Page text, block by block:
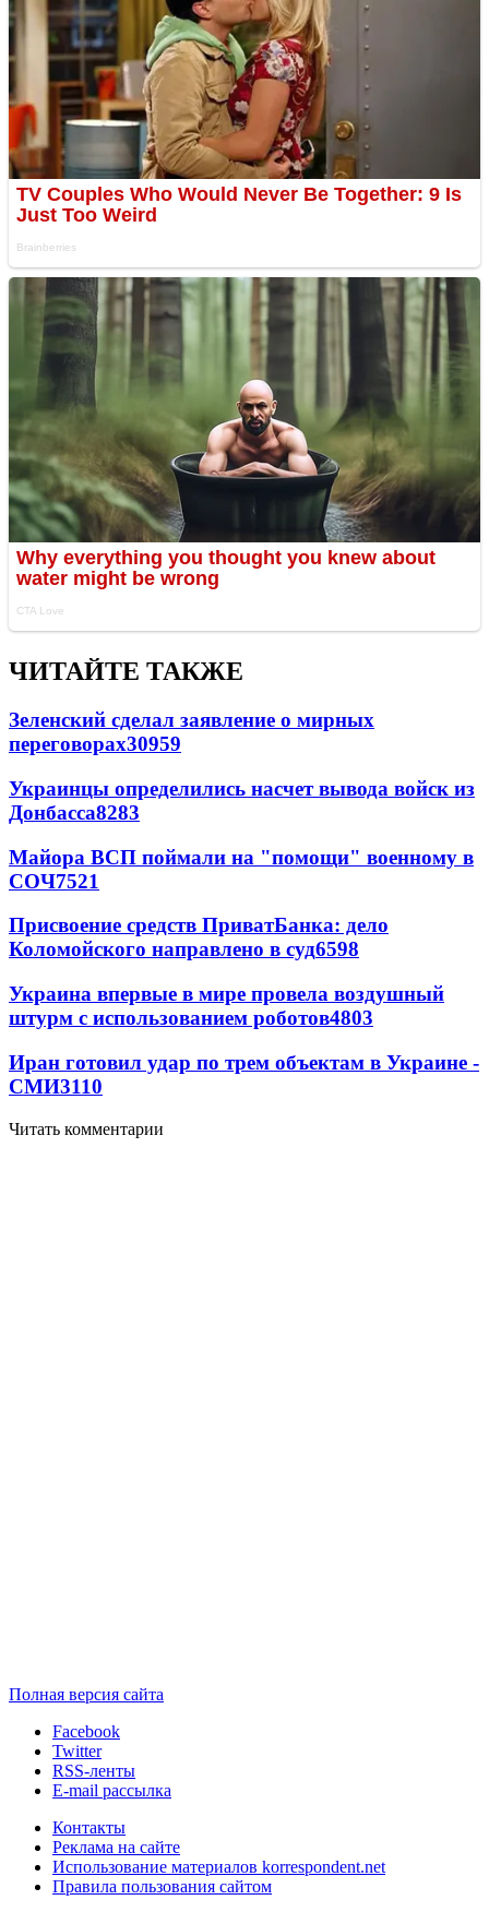
ЧИТАЙТЕ ТАКЖЕ
Зеленский сделал заявление о мирных
переговорах30959
Украинцы определились насчет вывода войск из
Донбасса8283
Майора ВСП поймали на "помощи" военному в
СОЧ7521
Присвоение средств ПриватБанка: дело
Коломойского направлено в суд6598
Украина впервые в мире провела воздушный
штурм с использованием роботов4803
Иран готовил удар по трем объектам в Украине -
СМИ3110
Читать комментарии
Полная версия сайта
Facebook
Twitter
RSS-ленты
E-mail рассылка
Контакты
Реклама на сайте
Использование материалов korrespondent.net
Правила пользования сайтом